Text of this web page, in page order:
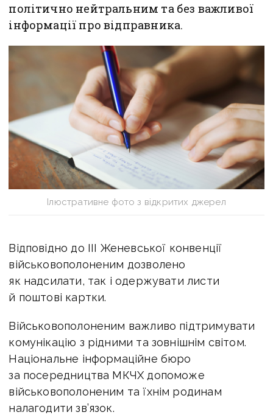
політично нейтральним та без важливої
інформації про відправника.
Ілюстративне фото з відкритих джерел
Відповідно до III Женевської конвенції
військовополоненим дозволено
як надсилати, так і одержувати листи
й поштові картки.
Військовополоненим важливо підтримувати
комунікацію з рідними та зовнішнім світом.
Національне інформаційне бюро
за посередництва МКЧХ допоможе
військовополоненим та їхнім родинам
налагодити зв’язок.